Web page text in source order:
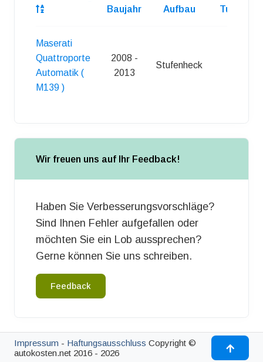
Baujahr
Aufbau
Turen
Maserati
Quattroporte
Automatik (
M139 )
2008 -
2013
Stufenheck
Wir freuen uns auf Ihr Feedback!
Haben Sie Verbesserungsvorschläge?
Sind Ihnen Fehler aufgefallen oder
möchten Sie ein Lob aussprechen?
Gerne können Sie uns schreiben.
Feedback
Impressum - Haftungsausschluss Copyright ©
autokosten.net 2016 - 2026